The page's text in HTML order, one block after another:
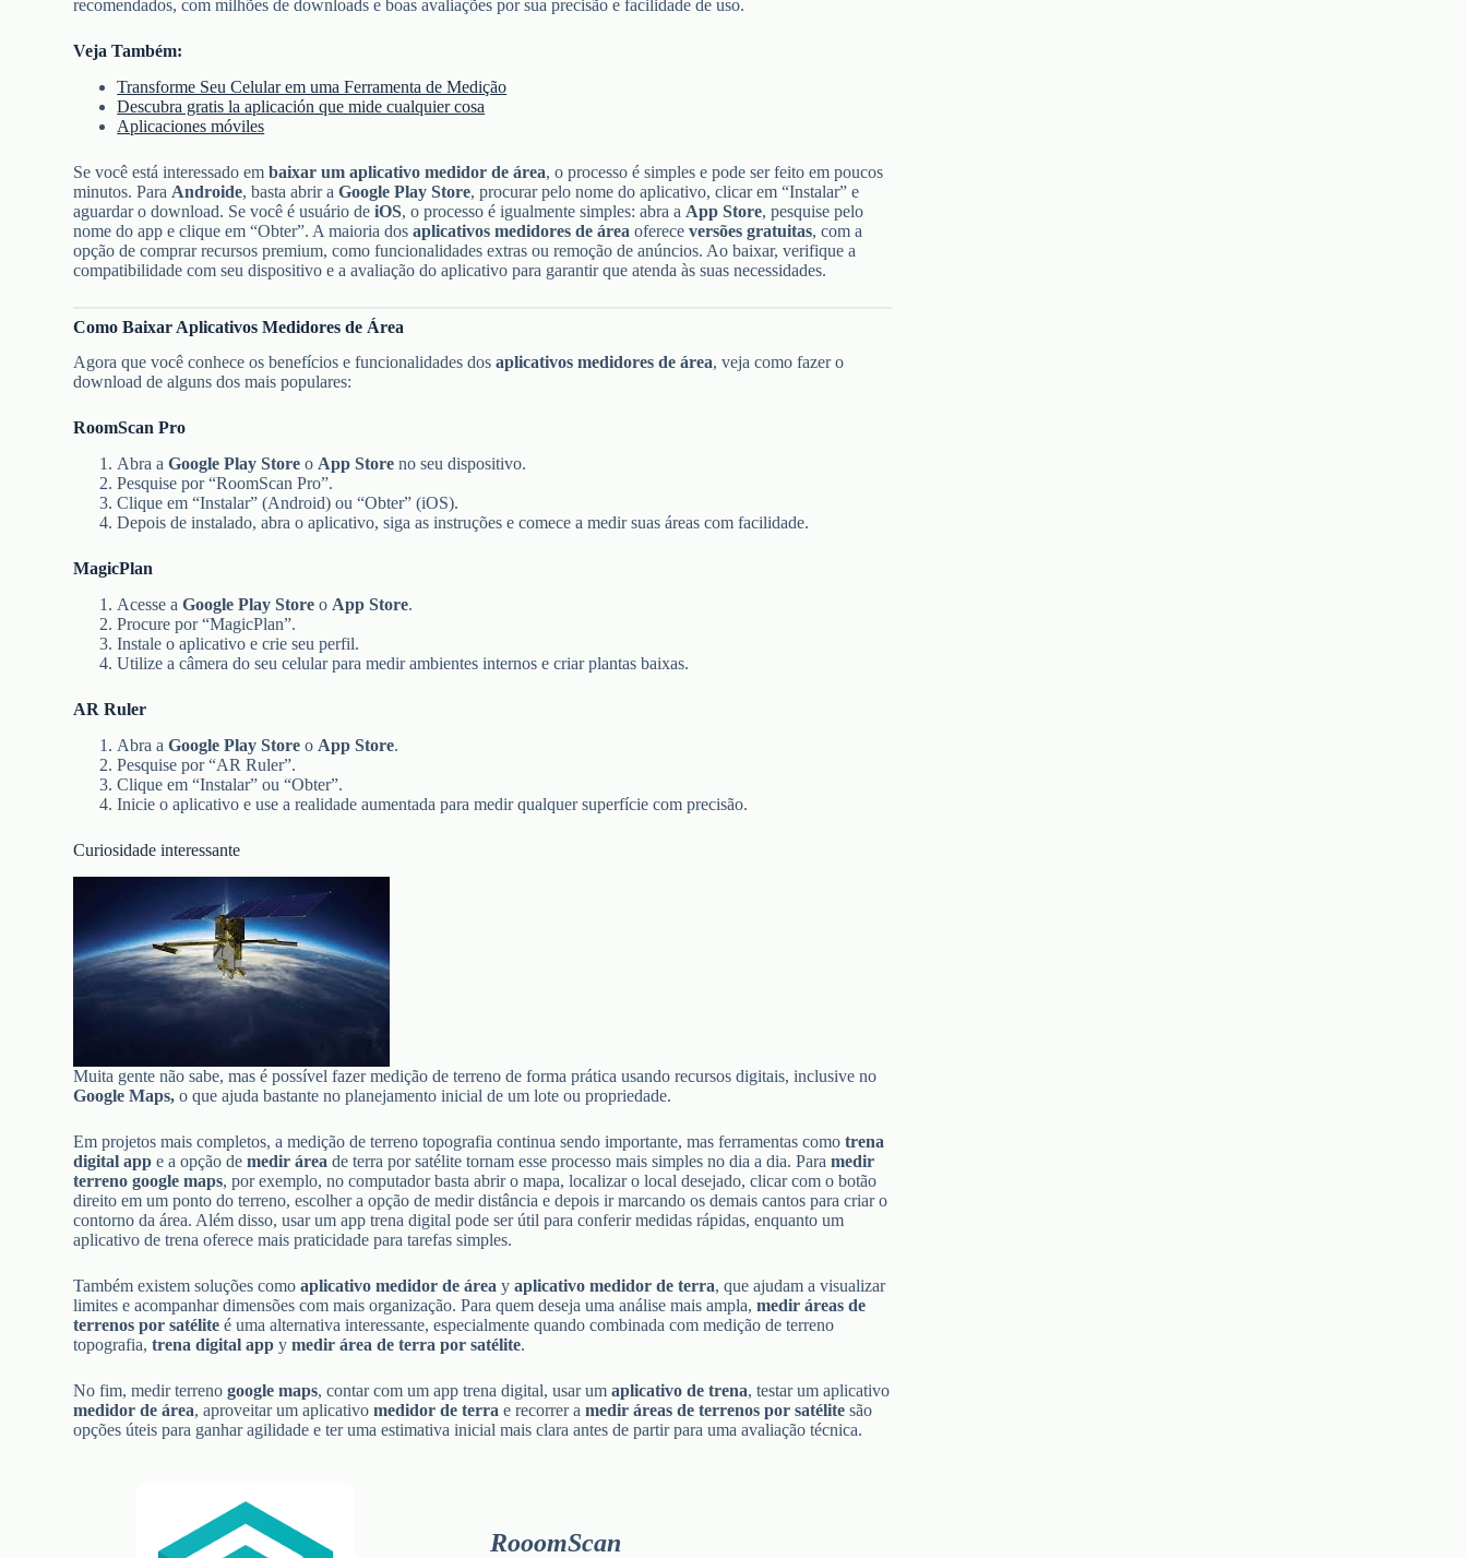
recomendados, com milhões de downloads e boas avaliações por sua precisão e facilidade de uso.
Veja Também:
Transforme Seu Celular em uma Ferramenta de Medição
Descubra gratis la aplicación que mide cualquier cosa
Aplicaciones móviles
Se você está interessado embaixar um aplicativo medidor de área, o processo é simples e pode ser feito em poucos
minutos. Para Androide, basta abrir aGoogle Play Store, procurar pelo nome do aplicativo, clicar em “Instalar” e
aguardar o download. Se você é usuário deiOS, o processo é igualmente simples: abra a App Store, pesquise pelo
nome do app e clique em “Obter”. A maioria dosaplicativos medidores de área ofereceversões gratuitas, com a
opção de comprar recursos premium, como funcionalidades extras ou remoção de anúncios. Ao baixar, verifique a
compatibilidade com seu dispositivo e a avaliação do aplicativo para garantir que atenda às suas necessidades.
Como Baixar Aplicativos Medidores de Área
Agora que você conhece os benefícios e funcionalidades dosaplicativos medidores de área, veja como fazer o
download de alguns dos mais populares:
RoomScan Pro
Abra aGoogle Play Store o App Store no seu dispositivo.
Pesquise por “RoomScan Pro”.
Clique em “Instalar” (Android) ou “Obter” (iOS).
Depois de instalado, abra o aplicativo, siga as instruções e comece a medir suas áreas com facilidade.
MagicPlan
Acesse aGoogle Play Store o App Store.
Procure por “MagicPlan”.
Instale o aplicativo e crie seu perfil.
Utilize a câmera do seu celular para medir ambientes internos e criar plantas baixas.
AR Ruler
Abra aGoogle Play Store o App Store.
Pesquise por “AR Ruler”.
Clique em “Instalar” ou “Obter”.
Inicie o aplicativo e use a realidade aumentada para medir qualquer superfície com precisão.
Curiosidade interessante
Muita gente não sabe, mas é possível fazer medição de terreno de forma prática usando recursos digitais, inclusive no
Google Maps, o que ajuda bastante no planejamento inicial de um lote ou propriedade.
Em projetos mais completos, a medição de terreno topografia continua sendo importante, mas ferramentas como trena
digital app e a opção demedir área de terra por satélite tornam esse processo mais simples no dia a dia. Paramedir
terreno google maps, por exemplo, no computador basta abrir o mapa, localizar o local desejado, clicar com o botão
direito em um ponto do terreno, escolher a opção de medir distância e depois ir marcando os demais cantos para criar o
contorno da área. Além disso, usar um app trena digital pode ser útil para conferir medidas rápidas, enquanto um
aplicativo de trena oferece mais praticidade para tarefas simples.
Também existem soluções comoaplicativo medidor de áreayaplicativo medidor de terra, que ajudam a visualizar
limites e acompanhar dimensões com mais organização. Para quem deseja uma análise mais ampla,medir áreas de
terrenos por satélite é uma alternativa interessante, especialmente quando combinada com medição de terreno
topografia,trena digital app ymedir área de terra por satélite.
No fim, medir terreno google maps, contar com um app trena digital, usar um aplicativo de trena, testar um aplicativo
medidor de área, aproveitar um aplicativomedidor de terrae recorrer amedir áreas de terrenos por satélite são
opções úteis para ganhar agilidade e ter uma estimativa inicial mais clara antes de partir para uma avaliação técnica.
RooomScan